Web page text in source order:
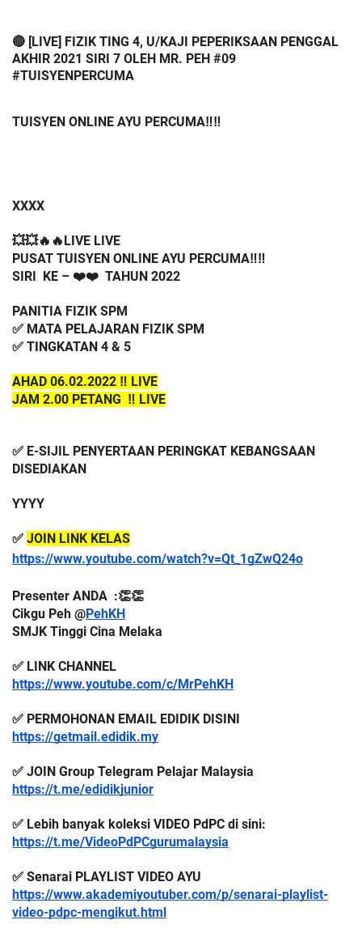
🔴 [LIVE] FIZIK TING 4, U/KAJI PEPERIKSAAN PENGGAL
AKHIR 2021 SIRI 7 OLEH MR. PEH #09
#TUISYENPERCUMA
TUISYEN ONLINE AYU PERCUMA‼️‼️
XXXX
💥💥🔥🔥LIVE LIVE
PUSAT TUISYEN ONLINE AYU PERCUMA‼️‼️
SIRI  KE – ❤️❤️  TAHUN 2022
PANITIA FIZIK SPM
✅ MATA PELAJARAN FIZIK SPM
✅ TINGKATAN 4 & 5
AHAD 06.02.2022 ‼️ LIVE
JAM 2.00 PETANG  ‼️ LIVE
✅ E-SIJIL PENYERTAAN PERINGKAT KEBANGSAAN
DISEDIAKAN
YYYY
✅ JOIN LINK KELAS
https://www.youtube.com/watch?v=Qt_1gZwQ24o
Presenter ANDA  :👏👏
Cikgu Peh @PehKH
SMJK Tinggi Cina Melaka
✅ LINK CHANNEL
https://www.youtube.com/c/MrPehKH
✅ PERMOHONAN EMAIL EDIDIK DISINI
https://getmail.edidik.my
✅ JOIN Group Telegram Pelajar Malaysia
https://t.me/edidikjunior
✅ Lebih banyak koleksi VIDEO PdPC di sini:
https://t.me/VideoPdPCgurumalaysia
✅ Senarai PLAYLIST VIDEO AYU
https://www.akademiyoutuber.com/p/senarai-playlist-
video-pdpc-mengikut.html